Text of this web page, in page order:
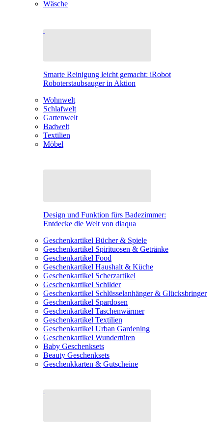
Wäsche
Smarte Reinigung leicht gemacht: iRobot
Roboterstaubsauger in Aktion
Wohnwelt
Schlafwelt
Gartenwelt
Badwelt
Textilien
Möbel
Design und Funktion fürs Badezimmer:
Entdecke die Welt von diaqua
Geschenkartikel Bücher & Spiele
Geschenkartikel Spirituosen & Getränke
Geschenkartikel Food
Geschenkartikel Haushalt & Küche
Geschenkartikel Scherzartikel
Geschenkartikel Schilder
Geschenkartikel Schlüsselanhänger & Glücksbringer
Geschenkartikel Spardosen
Geschenkartikel Taschenwärmer
Geschenkartikel Textilien
Geschenkartikel Urban Gardening
Geschenkartikel Wundertüten
Baby Geschenksets
Beauty Geschenksets
Geschenkkarten & Gutscheine